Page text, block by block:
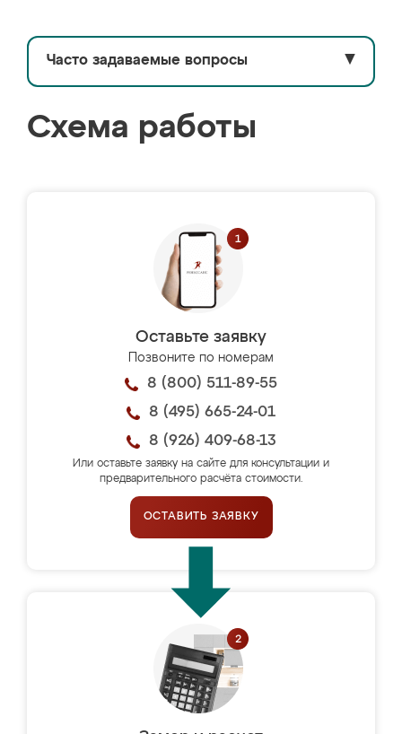
Часто задаваемые вопросы ▼
Схема работы
Оставьте заявку
Позвоните по номерам
8 (800) 511-89-55
8 (495) 665-24-01
8 (926) 409-68-13
Или оставьте заявку на сайте для консультации и
предварительного расчёта стоимости.
ОСТАВИТЬ ЗАЯВКУ